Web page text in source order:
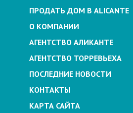
ПРОДАТЬ ДОМ В ALICANTE
О КОМПАНИИ
АГЕНТСТВО АЛИКАНТЕ
АГЕНТСТВО ТОРРЕВЬЕХА
ПОСЛЕДНИЕ НОВОСТИ
КОНТАКТЫ
КАРТА САЙТА